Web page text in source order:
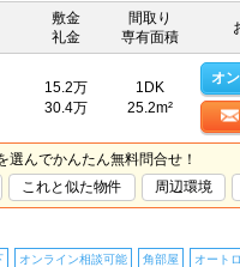
敷金
礼金
間取り
専有面積
15.2万
30.4万
1DK
25.2m²
オ
選んでかんたん無料問合せ！
これと似た物件 周辺環境
オンライン相談可能 角部屋 オート